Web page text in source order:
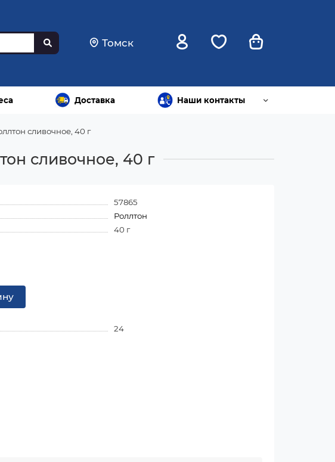
Томск
Доставка Наши контакты
сливочное, 40 г
сливочное, 40 г
57865
Роллтон
40 г
24